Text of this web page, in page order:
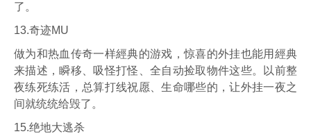
了。
13.奇迹MU
做为和热血传奇一样經典的游戏，惊喜的外挂也能用經典
来描述，瞬移、吸怪打怪、全自动捡取物件这些。以前整
夜练死练活，总算打线祝愿、生命哪些的，让外挂一夜之
间就统统给毁了。
15.绝地大逃杀